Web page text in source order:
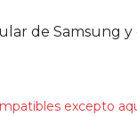
de Samsung
excepto